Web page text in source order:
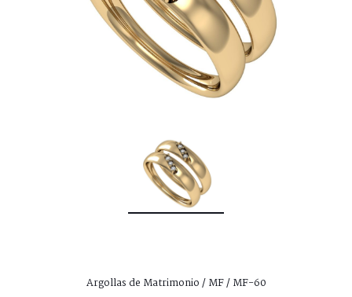
Argollas de Matrimonio/MF/ MF-60